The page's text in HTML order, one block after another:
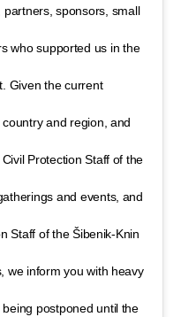
sponsors, small
who supported us in the
Given the current
and region, and
Protection Staff of the
and events, and
Staff of the Šibenik-Knin
we inform you with heavy
postponed until the